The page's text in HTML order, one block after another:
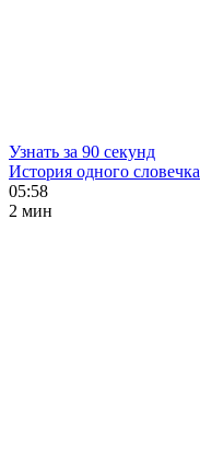
Узнать за 90 секунд
История одного словечка
05:58
2 мин